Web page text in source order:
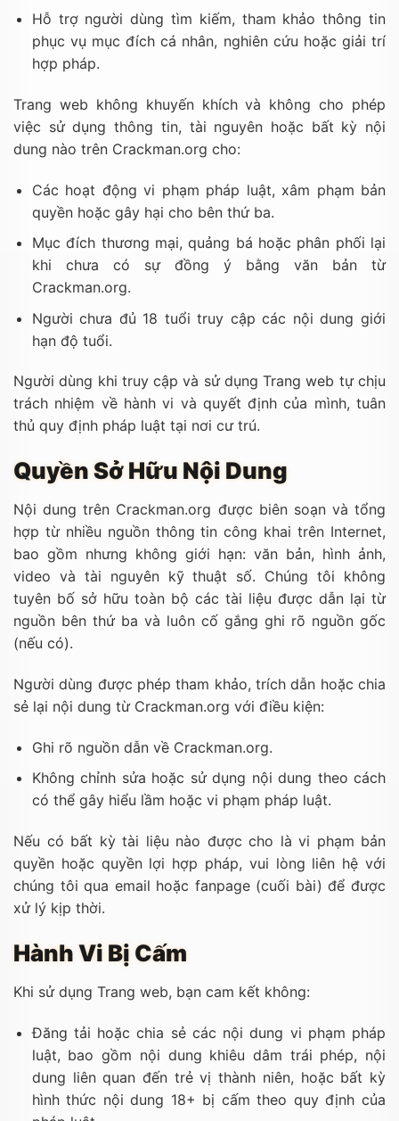
Hỗ trợ người dùng tìm kiếm, tham khảo thông tin
phục vụ mục đích cá nhân, nghiên cứu hoặc giải trí
hợp pháp.
Trang web không khuyến khích và không cho phép
việc sử dụng thông tin, tài nguyên hoặc bất kỳ nội
dung nào trên Crackman.org cho:
Các hoạt động vi phạm pháp luật, xâm phạm bản
quyền hoặc gây hại cho bên thứ ba.
Mục đích thương mại, quảng bá hoặc phân phối lại
khi chưa có sự đồng ý bằng văn bản từ
Crackman.org.
Người chưa đủ 18 tuổi truy cập các nội dung giới
hạn độ tuổi.
Người dùng khi truy cập và sử dụng Trang web tự chịu
trách nhiệm về hành vi và quyết định của mình, tuân
thủ quy định pháp luật tại nơi cư trú.
Quyền Sở Hữu Nội Dung
Nội dung trên Crackman.org được biên soạn và tổng
hợp từ nhiều nguồn thông tin công khai trên Internet,
bao gồm nhưng không giới hạn: văn bản, hình ảnh,
video và tài nguyên kỹ thuật số. Chúng tôi không
tuyên bố sở hữu toàn bộ các tài liệu được dẫn lại từ
nguồn bên thứ ba và luôn cố gắng ghi rõ nguồn gốc
(nếu có).
Người dùng được phép tham khảo, trích dẫn hoặc chia
sẻ lại nội dung từ Crackman.org với điều kiện:
Ghi rõ nguồn dẫn về Crackman.org.
Không chỉnh sửa hoặc sử dụng nội dung theo cách
có thể gây hiểu lầm hoặc vi phạm pháp luật.
Nếu có bất kỳ tài liệu nào được cho là vi phạm bản
quyền hoặc quyền lợi hợp pháp, vui lòng liên hệ với
chúng tôi qua email hoặc fanpage (cuối bài) để được
xử lý kịp thời.
Hành Vi Bị Cấm
Khi sử dụng Trang web, bạn cam kết không:
Đăng tải hoặc chia sẻ các nội dung vi phạm pháp
luật, bao gồm nội dung khiêu dâm trái phép, nội
dung liên quan đến trẻ vị thành niên, hoặc bất kỳ
hình thức nội dung 18+ bị cấm theo quy định của